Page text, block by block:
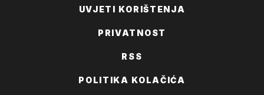
UVJETI KORIŠTENJA
PRIVATNOST
RSS
POLITIKA KOLAČIĆA